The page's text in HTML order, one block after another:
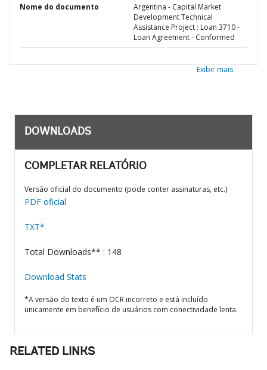
Nome do documento
Argentina - Capital Market
Development Technical
Assistance Project : Loan 3710 -
Loan Agreement - Conformed
Exibir mais
DOWNLOADS
COMPLETAR RELATÓRIO
Versão oficial do documento (pode conter assinaturas, etc.)
PDF oficial
TXT*
Total Downloads** : 148
Download Stats
*A versão do texto é um OCR incorreto e está incluído
unicamente em benefício de usuários com conectividade lenta.
RELATED LINKS